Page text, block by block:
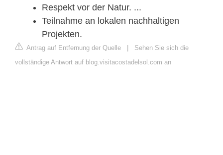
Respekt vor der Natur. ...
Teilnahme an lokalen nachhaltigen
Projekten.
Antrag auf Entfernung der Quelle
Sehen Sie sich die
vollständige Antwort auf blog.visitacostadelsol.com an